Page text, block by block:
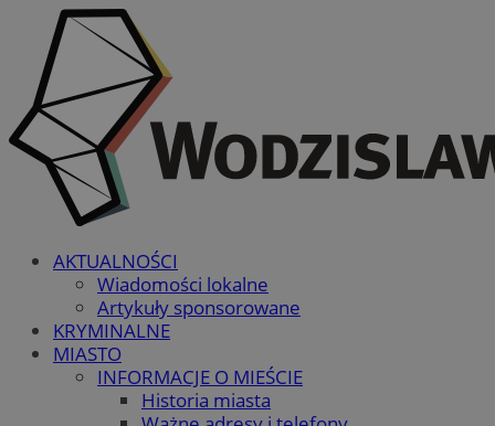
AKTUALNOŚCI
Wiadomości lokalne
Artykuły sponsorowane
KRYMINALNE
MIASTO
INFORMACJE O MIEŚCIE
Historia miasta